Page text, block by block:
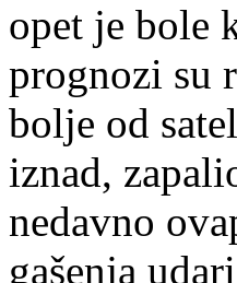
opet je bole
prognozi su
bolje od
iznad,
nedavno
gašenja